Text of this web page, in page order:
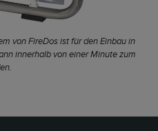
von FireDos ist für den Einbau in
innerhalb von einer Minute zum